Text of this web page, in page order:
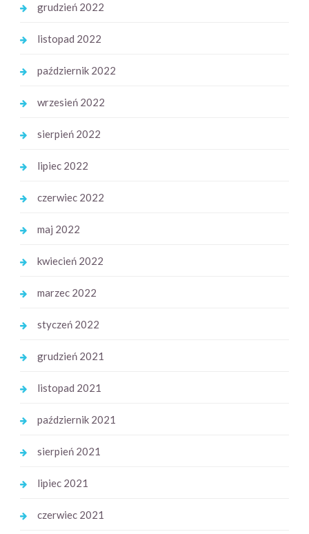
grudzień 2022
listopad 2022
październik 2022
wrzesień 2022
sierpień 2022
lipiec 2022
czerwiec 2022
maj 2022
kwiecień 2022
marzec 2022
styczeń 2022
grudzień 2021
listopad 2021
październik 2021
sierpień 2021
lipiec 2021
czerwiec 2021